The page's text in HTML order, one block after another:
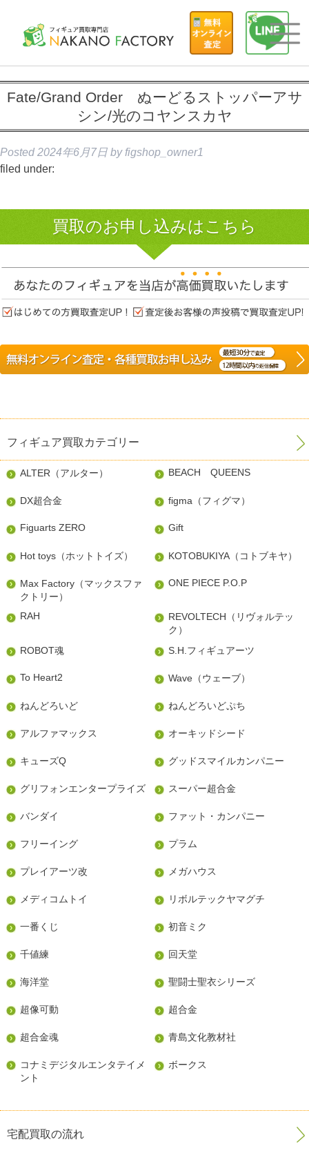
Fate/Grand Order ぬーどるストッパーアサ
シン/光のコヤンスカヤ
Posted 2024年6月7日 by figshop_owner1
filed under:
買取のお申し込みはこちら
フィギュア買取カテゴリー
ALTER（アルター） BEACH QUEENS
DX超合金 figma（フィグマ）
Figuarts ZERO Gift
Hot toys（ホットトイズ） KOTOBUKIYA（コトブキヤ）
Max Factory（マックスファ
クトリー）
ONE PIECE P.O.P
RAH
REVOLTECH（リヴォルテッ
ク）
ROBOT魂
S.H.フィギュアーツ
To Heart2 Wave（ウェーブ）
ねんどろいど ねんどろいどぷち
アルファマックス オーキッドシード
キューズQ グッドスマイルカンパニー
グリフォンエンタープライズ スーパー超合金
バンダイ ファット・カンパニー
フリーイング プラム
プレイアーツ改 メガハウス
メディコムトイ リボルテックヤマグチ
一番くじ 初音ミク
千値練 回天堂
海洋堂 聖闘士聖衣シリーズ
超像可動 超合金
超合金魂 青島文化教材社
コナミデジタルエンタテイメ
ント
ボークス
宅配買取の流れ